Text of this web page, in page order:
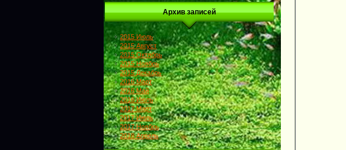
Архив записей
2015 Июль
2015 Август
2015 Октябрь
2015 Ноябрь
2015 Декабрь
2016 Март
2016 Май
2016 Июль
2017 Март
2017 Июль
2017 Ноябрь
2018 Апрель